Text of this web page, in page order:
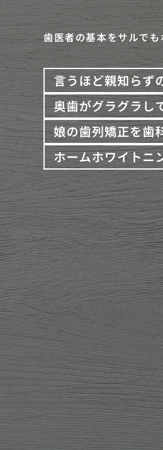
歯医者の基本をサルで
言うほど親知らず
奥歯がグラグラし
娘の歯列矯正を歯
ホームホワイトニ